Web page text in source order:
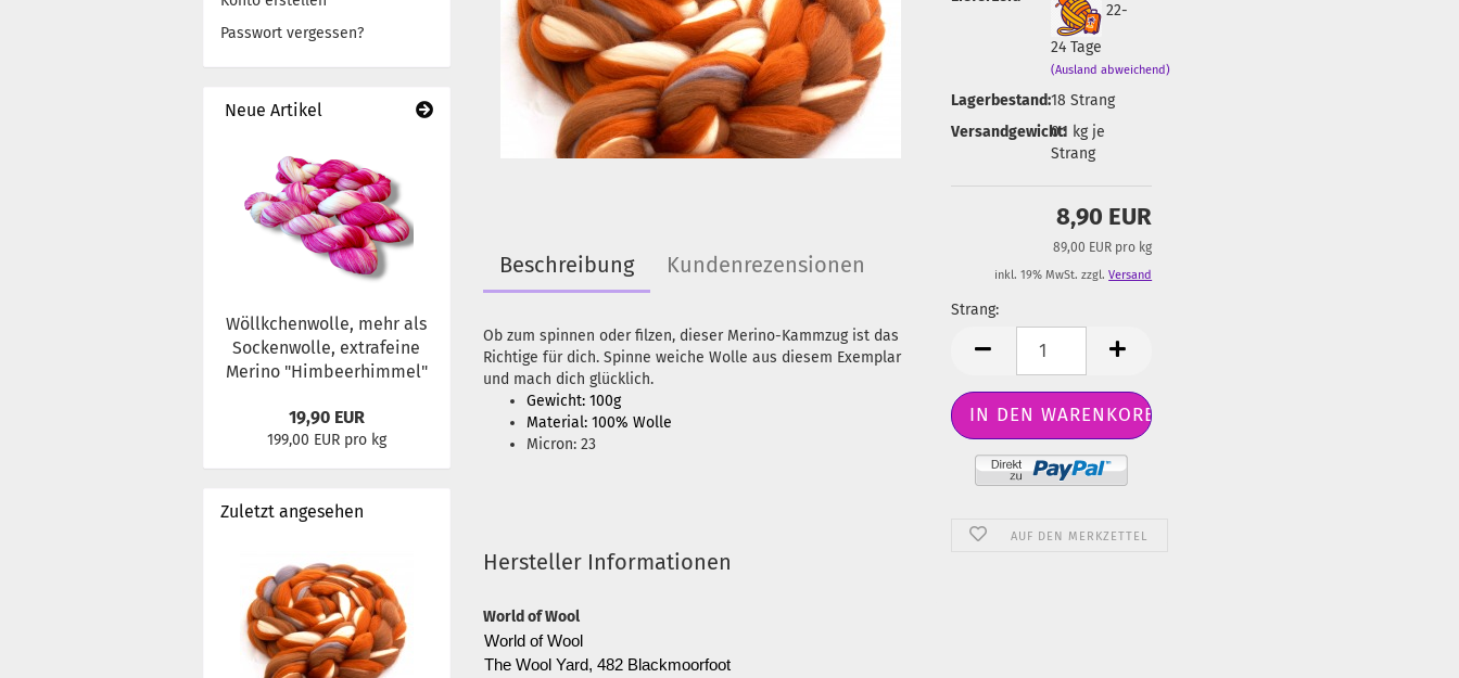
22-
24 Tage
(Ausland abweichend)
Lagerbestand:18 Strang
Versandgewicht:
0.1 kg je
Strang
8,90 EUR
89,00 EUR pro kg
inkl. 19% MwSt. zzgl.Versand
Strang:
Strang
AUF DEN MERKZETTEL
Beschreibung Kundenrezensionen
Ob zum spinnen oder filzen, dieser Merino-Kammzug ist das
Richtige für dich. Spinne weiche Wolle aus diesem Exemplar
und mach dich glücklich.
Gewicht: 100g
Material: 100% Wolle
Micron: 23
Hersteller Informationen
World of Wool
World of Wool
The Wool Yard, 482 Blackmoorfoot
Passwort vergessen?
Neue Artikel
Wöllkchenwolle, mehr als
Sockenwolle, extrafeine
Merino "Himbeerhimmel"
19,90 EUR
199,00 EUR pro kg
Zuletzt angesehen